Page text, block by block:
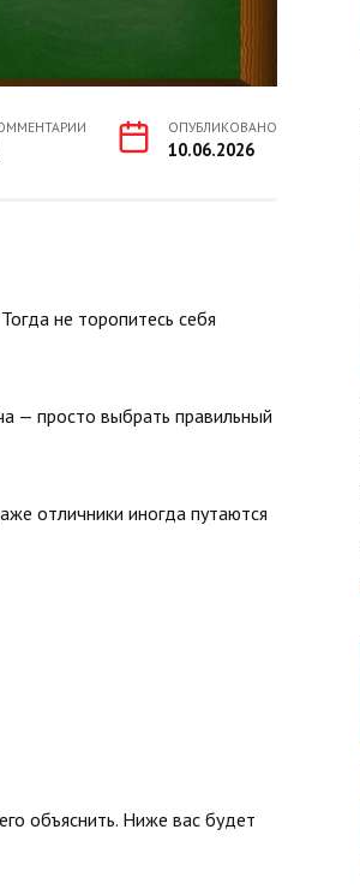
ОПУБЛИКОВАНО
10.06.2026
не торопитесь себя
— просто выбрать правильный
отличники иногда путаются
объяснить. Ниже вас будет